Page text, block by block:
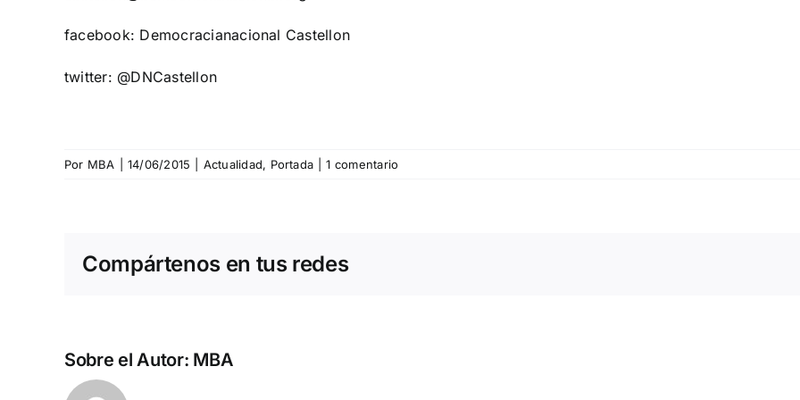
facebook: Democracianacional Castellon
twitter: @DNCastellon
Por MBA 14/06/2015 Actualidad, Portada 1 comentario
Compártenos en tus redes
Sobre el Autor: MBA